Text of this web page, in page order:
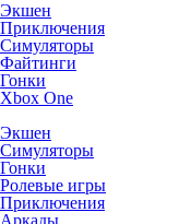
Экшен
Приключения
Симуляторы
Файтинги
Гонки
Xbox One
Экшен
Симуляторы
Гонки
Ролевые игры
Приключения
Аркады